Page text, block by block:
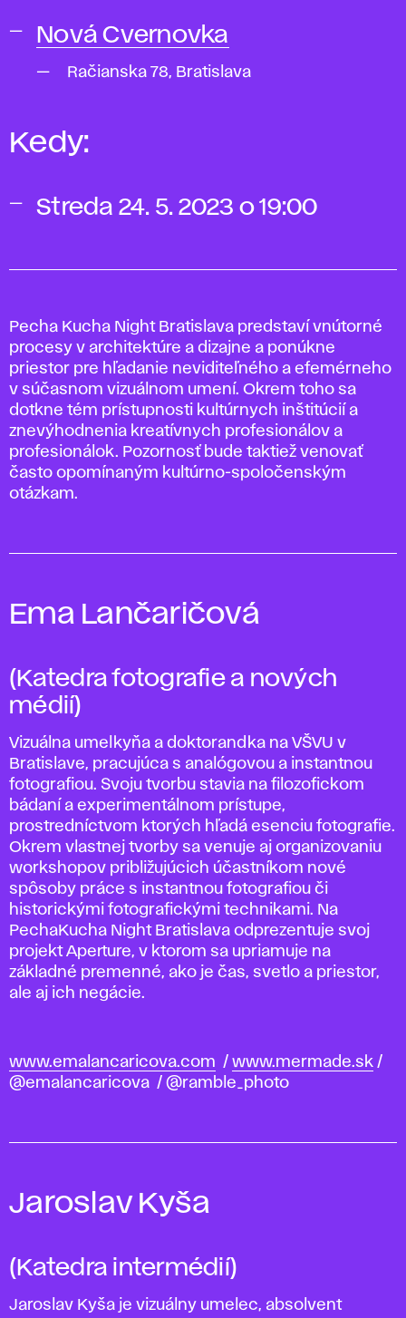
Nová Cvernovka
Račianska 78, Bratislava
Kedy:
Streda 24. 5. 2023 o 19:00
Pecha Kucha Night Bratislava predstaví vnútorné
procesy v architektúre a dizajne a ponúkne
priestor pre hľadanie neviditeľného a efemérneho
v súčasnom vizuálnom umení. Okrem toho sa
dotkne tém prístupnosti kultúrnych inštitúcií a
znevýhodnenia kreatívnych profesionálov a
profesionálok. Pozornosť bude taktiež venovať
často opomínaným kultúrno-spoločenským
otázkam.
Ema Lančaričová
(Katedra fotografie a nových
médií)
Vizuálna umelkyňa a doktorandka na VŠVU v
Bratislave, pracujúca s analógovou a instantnou
fotografiou. Svoju tvorbu stavia na filozofickom
bádaní a experimentálnom prístupe,
prostredníctvom ktorých hľadá esenciu fotografie.
Okrem vlastnej tvorby sa venuje aj organizovaniu
workshopov približujúcich účastníkom nové
spôsoby práce s instantnou fotografiou či
historickými fotografickými technikami. Na
PechaKucha Night Bratislava odprezentuje svoj
projekt Aperture, v ktorom sa upriamuje na
základné premenné, ako je čas, svetlo a priestor,
ale aj ich negácie.
www.emalancaricova.com / www.mermade.sk /
@emalancaricova / @ramble_photo
Jaroslav Kyša
(Katedra intermédií)
Jaroslav Kyša je vizuálny umelec, absolvent